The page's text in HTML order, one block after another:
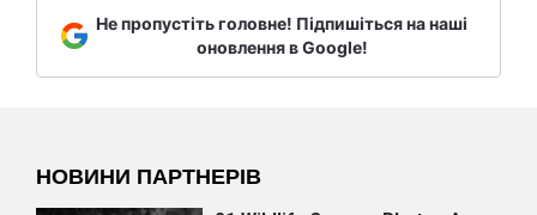
Не пропустіть головне! Підпишіться на наші
оновлення в Google!